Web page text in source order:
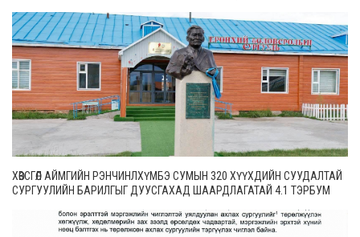
ХӨВСГӨЛ АЙМГИЙН РЭНЧИНЛХҮМБЭ СУМЫН 320 ХҮҮХДИЙН СУУДАЛТАЙ
СУРГУУЛИЙН БАРИЛГЫГ ДУУСГАХАД ШААРДЛАГАТАЙ 4.1 ТЭРБУМ